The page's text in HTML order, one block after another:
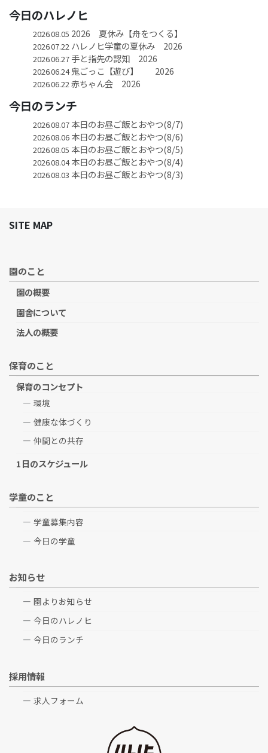
今日のハレノヒ
2026.08.05 2026 夏休み【舟をつくる】
2026.07.22ハレノヒ学童の夏休み 2026
2026.06.27手と指先の認知 2026
2026.06.24鬼ごっこ【遊び】 2026
2026.06.22赤ちゃん会 2026
今日のランチ
2026.08.07本日のお昼ご飯とおやつ(8/7)
2026.08.06本日のお昼ご飯とおやつ(8/6)
2026.08.05 本日のお昼ご飯とおやつ(8/5)
2026.08.04本日のお昼ご飯とおやつ(8/4)
2026.08.03 本日のお昼ご飯とおやつ(8/3)
SITE MAP
園のこと
園の概要
園舎について
法人の概要
保育のこと
保育のコンセプト
環境
健康な体づくり
仲間との共存
1日のスケジュール
学童のこと
学童募集内容
今日の学童
お知らせ
園よりお知らせ
今日のハレノヒ
今日のランチ
採用情報
求人フォーム